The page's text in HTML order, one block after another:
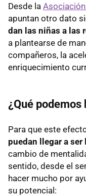
Desde la
apuntan otro dato
dan las niñas a las
a plantearse de
compañeros, la
enriquecimiento
¿Qué
Para que este
puedan llegar a ser
cambio de
sentido, desde el
hacer mucho por
su potencial: